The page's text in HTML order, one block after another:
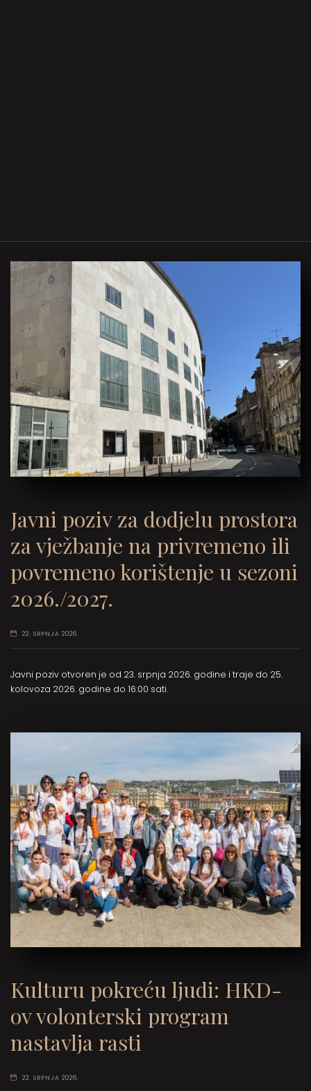
Javni poziv za dodjelu prostora
za vježbanje na privremeno ili
povremeno korištenje u sezoni
2026./2027.
22. SRPNJA 2026.
Javni poziv otvoren je od 23. srpnja 2026. godine i traje do 25.
kolovoza 2026. godine do 16:00 sati.
Kulturu pokreću ljudi: HKD-
ov volonterski program
nastavlja rasti
22. SRPNJA 2026.